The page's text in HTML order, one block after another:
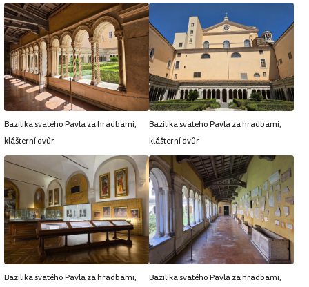
Bazilika svatého Pavla za hradbami,
klášterní dvůr
Bazilika svatého Pavla za hradbami,
klášterní dvůr
Bazilika svatého Pavla za hradbami,
Bazilika svatého Pavla za hradbami,